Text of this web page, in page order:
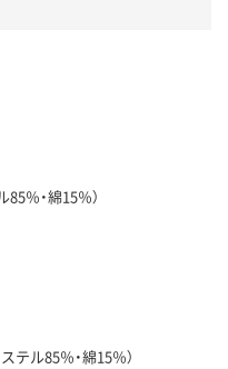
％・綿15％）
テル85％・綿15％）